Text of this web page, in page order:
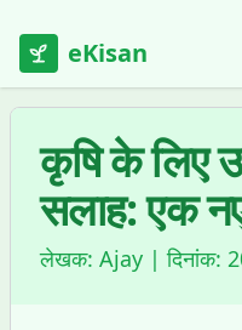
eKisan
कृषि के लिए
सलाह: एक
लेखक: Ajay | दिनांक: